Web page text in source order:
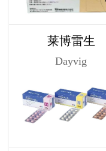
莱博雷生
Dayvig